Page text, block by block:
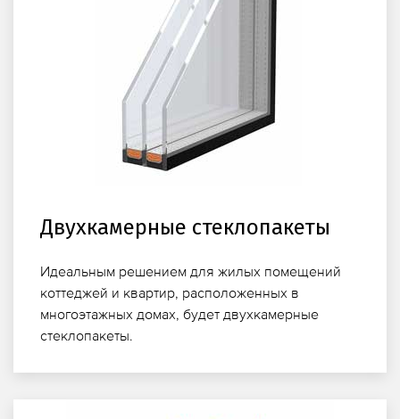
Двухкамерные стеклопакеты
Идеальным решением для жилых помещений
коттеджей и квартир, расположенных в
многоэтажных домах, будет двухкамерные
стеклопакеты.